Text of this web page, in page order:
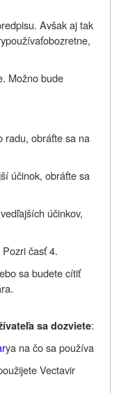
Avšak aj tak
ypoužívaťobozretne,
Možno bude
radu, obráťte sa na
účinok, obráťte sa
účinkov,
časť 4.
sa budete cítiť
sa dozviete:
ya na čo sa používa
Vectavir